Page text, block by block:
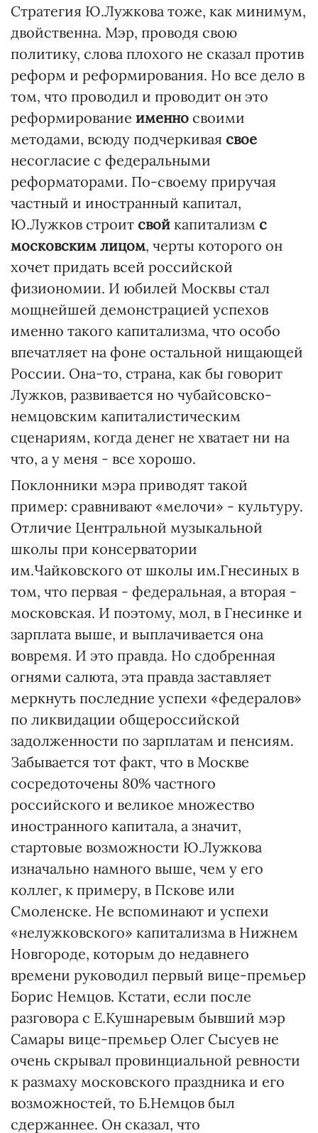
Стратегия Ю.Лужкова тоже, как минимум,
двойственна. Мэр, проводя свою
политику, слова плохого не сказал против
реформ и реформирования. Но все дело в
том, что проводил и проводит он это
реформирование именно своими
методами, всюду подчеркивая свое
несогласие с федеральными
реформаторами. По-своему приручая
частный и иностранный капитал,
Ю.Лужков строит свой капитализм с
московским лицом, черты которого он
хочет придать всей российской
физиономии. И юбилей Москвы стал
мощнейшей демонстрацией успехов
именно такого капитализма, что особо
впечатляет на фоне остальной нищающей
России. Она-то, страна, как бы говорит
Лужков, развивается но чубайсовско-
немцовским капиталистическим
сценариям, когда денег не хватает ни на
что, а у меня - все хорошо.
Поклонники мэра приводят такой
пример: сравнивают «мелочи» - культуру.
Отличие Центральной музыкальной
школы при консерватории
им.Чайковского от школы им.Гнесиных в
том, что первая - федеральная, а вторая -
московская. И поэтому, мол, в Гнесинке и
зарплата выше, и выплачивается она
вовремя. И это правда. Но сдобренная
огнями салюта, эта правда заставляет
меркнуть последние успехи «федералов»
по ликвидации общероссийской
задолженности по зарплатам и пенсиям.
Забывается тот факт, что в Москве
сосредоточены 80% частного
российского и великое множество
иностранного капитала, а значит,
стартовые возможности Ю.Лужкова
изначально намного выше, чем у его
коллег, к примеру, в Пскове или
Смоленске. Не вспоминают и успехи
«нелужковского» капитализма в Нижнем
Новгороде, которым до недавнего
времени руководил первый вице-премьер
Борис Немцов. Кстати, если после
разговора с Е.Кушнаревым бывший мэр
Самары вице-премьер Олег Сысуев не
очень скрывал провинциальной ревности
к размаху московского праздника и его
возможностей, то Б.Немцов был
сдержаннее. Он сказал, что